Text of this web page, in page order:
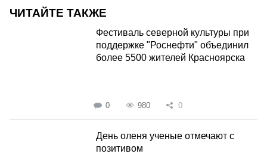
ЧИТАЙТЕ ТАКЖЕ
Фестиваль северной культуры при
поддержке "Роснефти" объединил
более 5500 жителей Красноярска
0 980 0
День оленя ученые отмечают с
позитивом